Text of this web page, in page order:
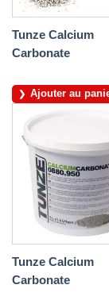
Tunze Calcium
Carbonate
Ajouter au
Tunze Calcium
Carbonate